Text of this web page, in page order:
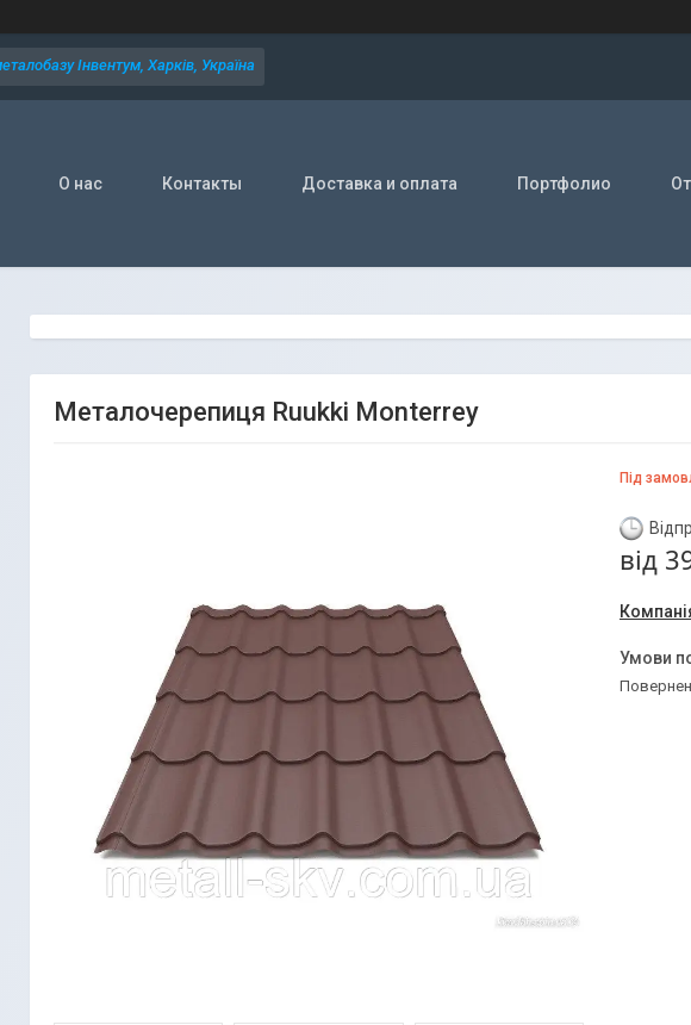
Інвентум, Харків, Україна
О нас Контакты Доставка и оплата Портфолио
Металочерепиця Ruukki Monterrey
Під
від